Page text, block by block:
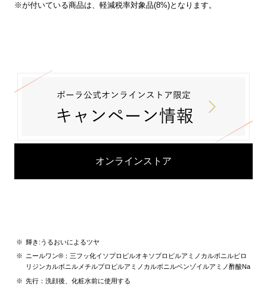
※が付いている商品は、軽減税率対象品(8%)となります。
オンラインストア
輝き:うるおいによるツヤ
ニールワン®：三フッ化イソプロピルオキソプロピルアミノカルボニルピロ
リジンカルボニルメチルプロピルアミノカルボニルベンゾイルアミノ酢酸Na
先行：洗顔後、化粧水前に使用する